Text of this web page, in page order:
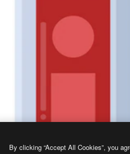
By clicking “Accept All Cookies”, you